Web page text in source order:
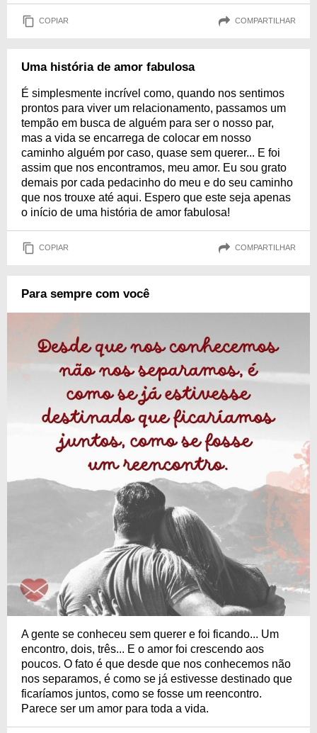
COPIAR COMPARTILHAR
Uma história de amor fabulosa
É simplesmente incrível como, quando nos sentimos
prontos para viver um relacionamento, passamos um
tempão em busca de alguém para ser o nosso par,
mas a vida se encarrega de colocar em nosso
caminho alguém por caso, quase sem querer... E foi
assim que nos encontramos, meu amor. Eu sou grato
demais por cada pedacinho do meu e do seu caminho
que nos trouxe até aqui. Espero que este seja apenas
o início de uma história de amor fabulosa!
COPIAR COMPARTILHAR
Para sempre com você
A gente se conheceu sem querer e foi ficando... Um
encontro, dois, três... E o amor foi crescendo aos
poucos. O fato é que desde que nos conhecemos não
nos separamos, é como se já estivesse destinado que
ficaríamos juntos, como se fosse um reencontro.
Parece ser um amor para toda a vida.